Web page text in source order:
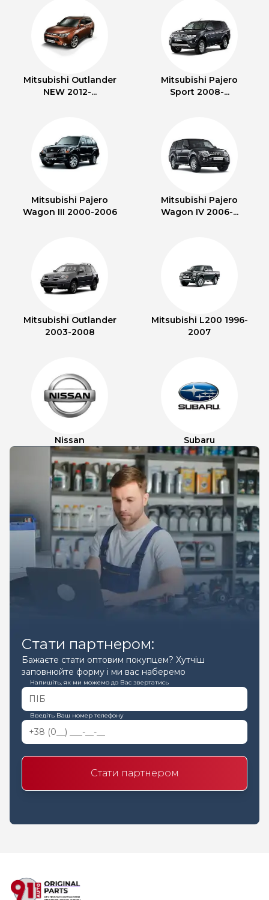
Mitsubishi Outlander
NEW 2012-...
Mitsubishi Pajero
Sport 2008-...
Mitsubishi Pajero
Wagon III 2000-2006
Mitsubishi Pajero
Wagon IV 2006-...
Mitsubishi Outlander
2003-2008
Mitsubishi L200 1996-
2007
Nissan Subaru
Стати партнером:
Бажаєте стати оптовим покупцем? Хутчіш
заповнюйте форму і ми вас наберемо
Напишіть, як ми можемо до Вас звертатись
Введіть Ваш номер телефону
Стати партнером